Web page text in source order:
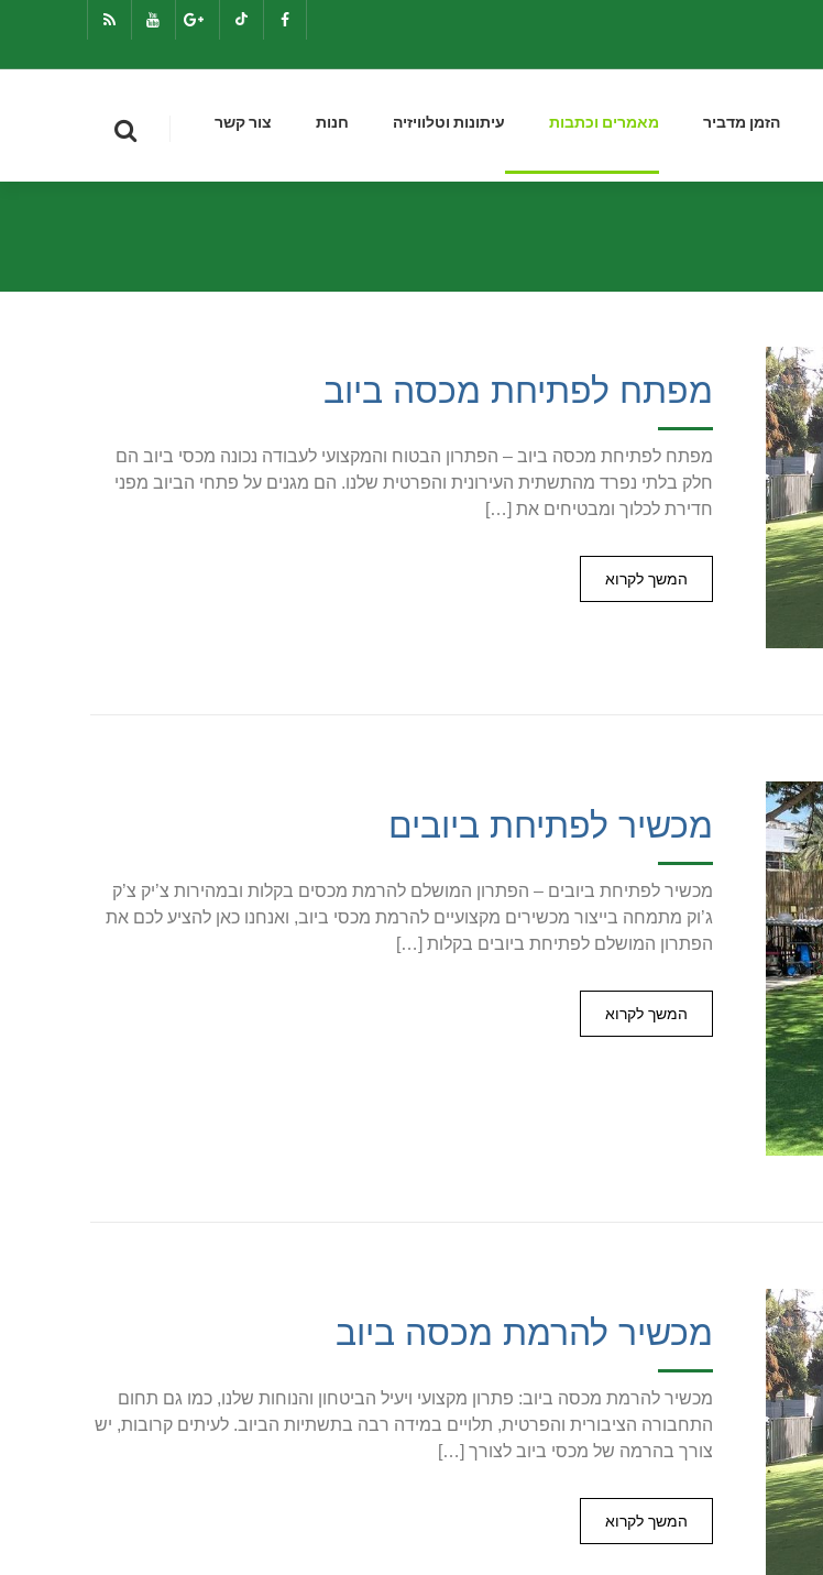
הזמן מדביר מאמרים וכתבות עיתונות וטלוויזיה חנות צור קשר
מפתח לפתיחת מכסה ביוב
מפתח לפתיחת מכסה ביוב – הפתרון הבטוח והמקצועי לעבודה נכונה מכסי ביוב הם
חלק בלתי נפרד מהתשתית העירונית והפרטית שלנו. הם מגנים על פתחי הביוב מפני
חדירת לכלוך ומבטיחים את […]
המשך לקרוא
מכשיר לפתיחת ביובים
מכשיר לפתיחת ביובים – הפתרון המושלם להרמת מכסים בקלות ובמהירות צ’יק צ’ק
ג’וק מתמחה בייצור מכשירים מקצועיים להרמת מכסי ביוב, ואנחנו כאן להציע לכם את
הפתרון המושלם לפתיחת ביובים בקלות […]
המשך לקרוא
מכשיר להרמת מכסה ביוב
מכשיר להרמת מכסה ביוב: פתרון מקצועי ויעיל הביטחון והנוחות שלנו, כמו גם תחום
התחבורה הציבורית והפרטית, תלויים במידה רבה בתשתיות הביוב. לעיתים קרובות, יש
צורך בהרמה של מכסי ביוב לצורך […]
המשך לקרוא